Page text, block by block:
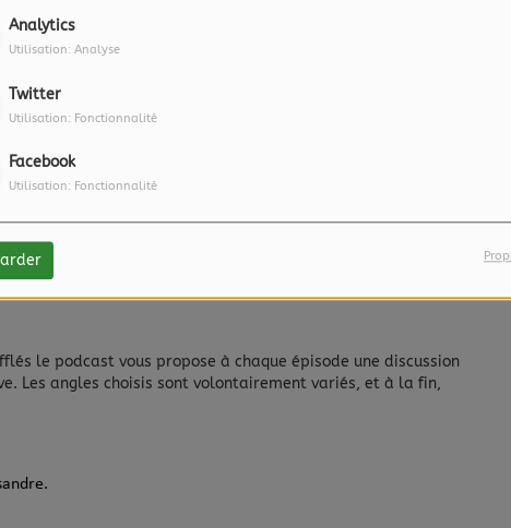
Analytics
Utilisation: Analyse
Twitter
Utilisation: Fonctionnalité
Facebook
Utilisation: Fonctionnalité
le podcast vous propose à chaque épisode une discussion
Les angles choisis sont volontairement variés, et à la fin,